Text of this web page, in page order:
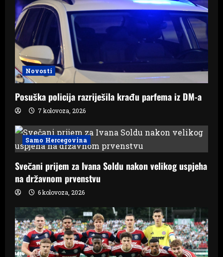
Novosti
Posuška policija razriješila krađu parfema iz DM-a
7 kolovoza, 2026
Samo Hercegovina
Svečani prijem za Ivana Soldu nakon velikog uspjeha
na državnom prvenstvu
6 kolovoza, 2026